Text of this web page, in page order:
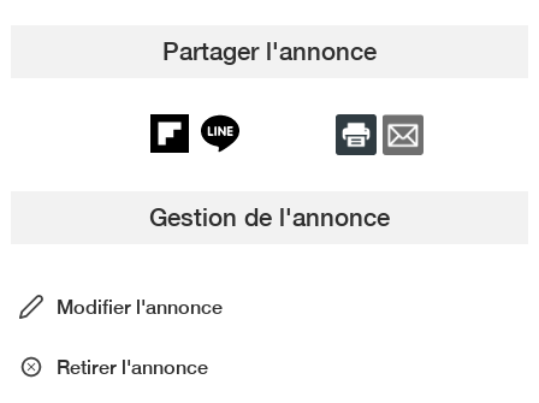
Partager l'annonce
Gestion de l'annonce
Modifier l'annonce
Retirer l'annonce